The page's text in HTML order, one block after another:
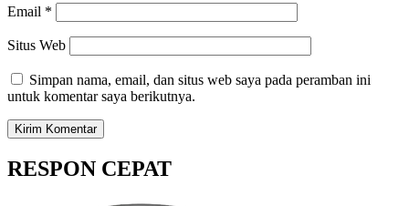
Email *
Situs Web
Simpan nama, email, dan situs web saya pada peramban ini
untuk komentar saya berikutnya.
RESPON CEPAT